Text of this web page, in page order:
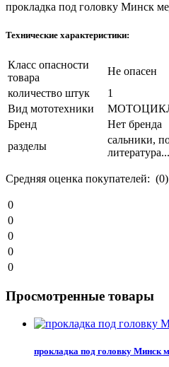
прокладка под головку Минск
Технические характеристики:
Класс опасности
товара
Не опасен
количество штук
1
Вид мототехники
Бренд
Нет бренда
разделы
сальники,
литература...
Средняя оценка покупателей: (0)
0
0
0
0
0
Просмотренные товары
прокладка под головку Минск